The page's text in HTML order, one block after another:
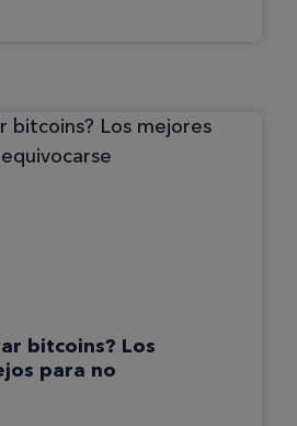
bitcoins? Los
para no